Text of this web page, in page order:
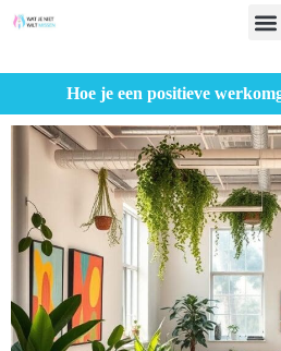
Hoe je een positieve